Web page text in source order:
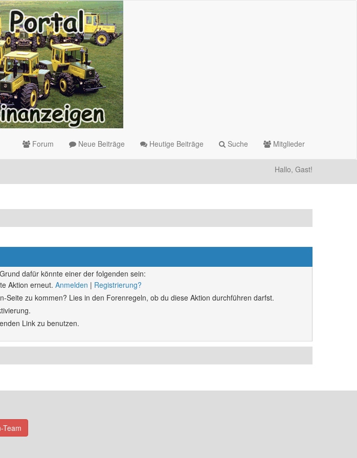
Forum Neue Beiträge Heutige Beiträge Suche Mitglieder
Hallo, Gast!
dafür könnte einer der folgenden sein:
Aktion erneut. Anmelden | Registrierung?
zu kommen? Lies in den Forenregeln, ob du diese Aktion durchführen darfst.
Link zu benutzen.
Team